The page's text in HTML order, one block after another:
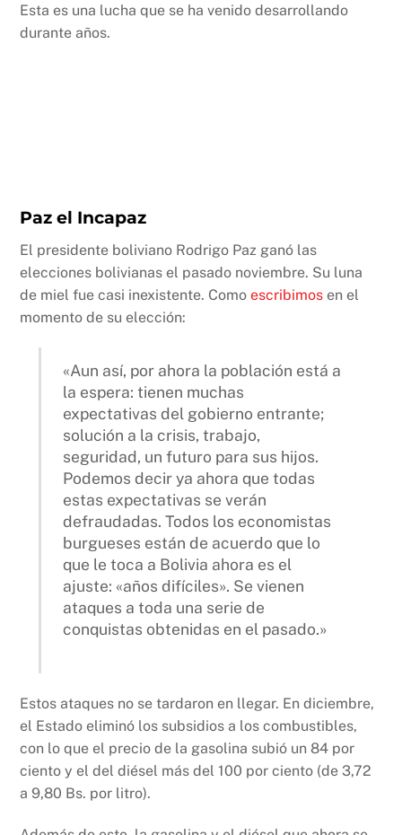
Esta es una lucha que se ha venido desarrollando
durante años.
Paz el Incapaz
El presidente boliviano Rodrigo Paz ganó las
elecciones bolivianas el pasado noviembre. Su luna
de miel fue casi inexistente. Comoescribimos en el
momento de su elección:
«Aun así, por ahora la población está a
la espera: tienen muchas
expectativas del gobierno entrante;
solución a la crisis, trabajo,
seguridad, un futuro para sus hijos.
Podemos decir ya ahora que todas
estas expectativas se verán
defraudadas. Todos los economistas
burgueses están de acuerdo que lo
que le toca a Bolivia ahora es el
ajuste: «años difíciles». Se vienen
ataques a toda una serie de
conquistas obtenidas en el pasado.»
Estos ataques no se tardaron en llegar. En diciembre,
el Estado eliminó los subsidios a los combustibles,
con lo que el precio de la gasolina subió un 84 por
ciento y el del diésel más del 100 por ciento (de 3,72
a 9,80 Bs. por litro).